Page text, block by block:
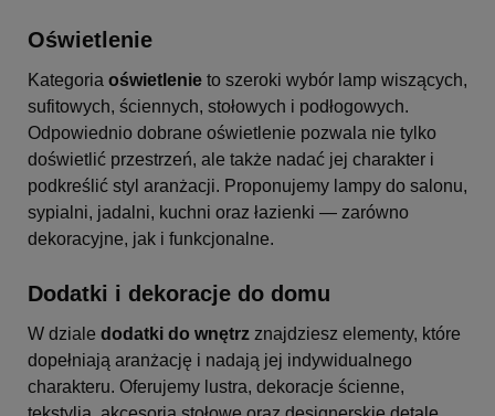
Oświetlenie
Kategoria oświetlenie to szeroki wybór lamp wiszących,
sufitowych, ściennych, stołowych i podłogowych.
Odpowiednio dobrane oświetlenie pozwala nie tylko
doświetlić przestrzeń, ale także nadać jej charakter i
podkreślić styl aranżacji. Proponujemy lampy do salonu,
sypialni, jadalni, kuchni oraz łazienki — zarówno
dekoracyjne, jak i funkcjonalne.
Dodatki i dekoracje do domu
W dziale dodatki do wnętrz znajdziesz elementy, które
dopełniają aranżację i nadają jej indywidualnego
charakteru. Oferujemy lustra, dekoracje ścienne,